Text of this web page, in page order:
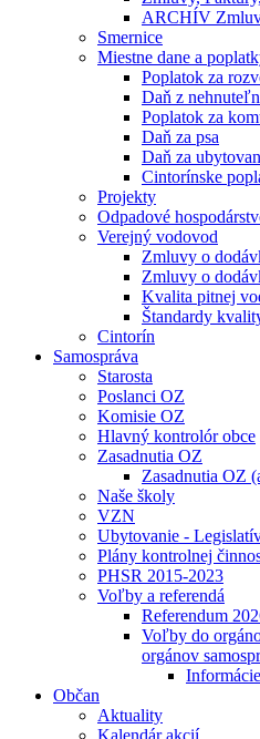
ARCHÍV
Smernice
Miestne dane a
Poplatok za
Daň z
Poplatok za
Daň za psa
Daň za
Cintorínske
Projekty
Odpadové
Verejný vodovod
Zmluvy o
Zmluvy o
Kvalita pitnej
Štandardy
Cintorín
Samospráva
Starosta
Poslanci OZ
Komisie OZ
Hlavný kontrolór obce
Zasadnutia OZ
Zasadnutia OZ
Naše školy
VZN
Ubytovanie -
Plány kontrolnej
PHSR 2015-2023
Voľby a referendá
Referendum
Voľby do
orgánov
Občan
Aktuality
Kalendár akcií